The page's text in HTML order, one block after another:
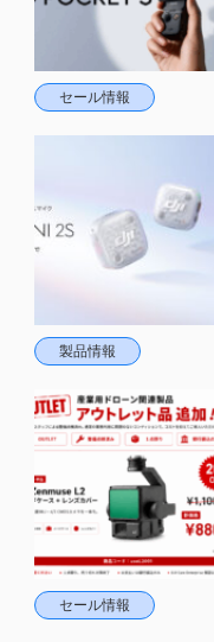
セール情報
製品情報
セール情報